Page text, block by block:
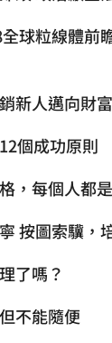
球粒線體
新人邁向財
個成功原則
，每個人都
悠樂芳總經理袁寧
了嗎？
不能隨便